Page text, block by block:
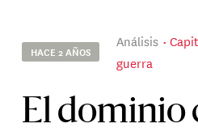
HACE 2 AÑOS
Análisis
guerra
El dominio